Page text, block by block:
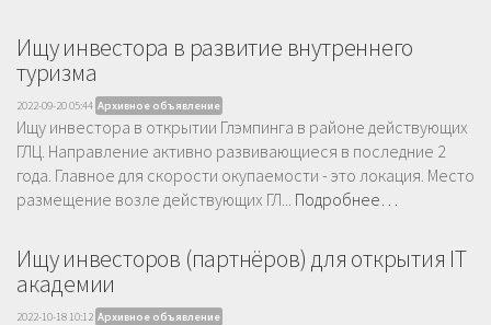
Ищу инвестора в развитие внутреннего
туризма
2022-09-20 05:44 Архивное объявление
Ищу инвестора в открытии Глэмпинга в районе действующих
ГЛЦ. Направление активно развивающиеся в последние 2
года. Главное для скорости окупаемости - это локация. Место
размещение возле действующих ГЛ... Подробнее…
Ищу инвесторов (партнёров) для открытия IT
академии
2022-10-18 10:12 Архивное объявление